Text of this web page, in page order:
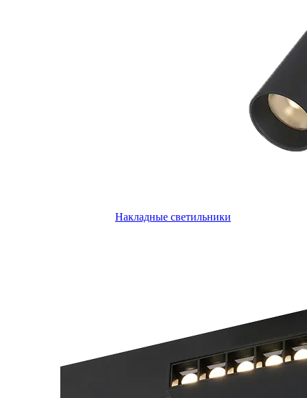
Накладные светильники